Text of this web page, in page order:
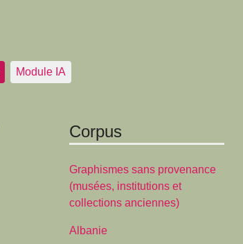
Module IA
Corpus
Graphismes sans provenance
(musées, institutions et
collections anciennes)
Albanie